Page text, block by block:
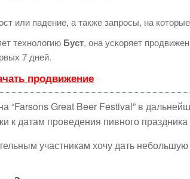
или падение, а также запросы, на
технологию Буст, она ускоряет
7 дней.
продвижение
“Farsons Great Beer Festival” в
к датам проведения пивного
участникам хочу дать небольшую